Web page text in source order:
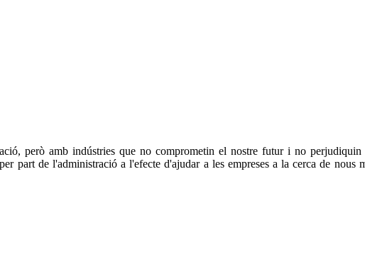
però amb indústries que no comprometin el nostre futur i no
part de l'administració a l'efecte d'ajudar a les empreses a la cerca de